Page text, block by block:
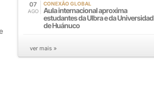
07
AGO
CONEXÃO GLOBAL
Aula internacional aproxima
estudantes da Ulbra e da Universidad
de Huánuco
ver mais »